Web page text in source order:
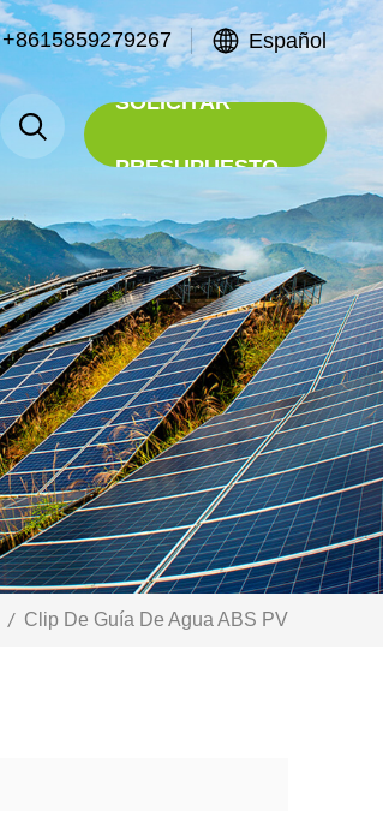
+8615859279267 Español
SOLICITAR
PRESUPUESTO
/ Clip De Guía De Agua ABS PV